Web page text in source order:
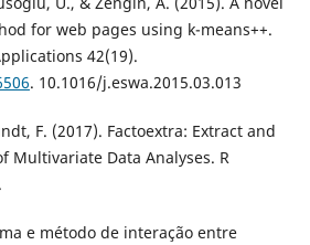
for web pages using k-means++.
42(19).
. 10.1016/j.eswa.2015.03.013
F. (2017). Factoextra: Extract and
Multivariate Data Analyses. R
e método de interação entre